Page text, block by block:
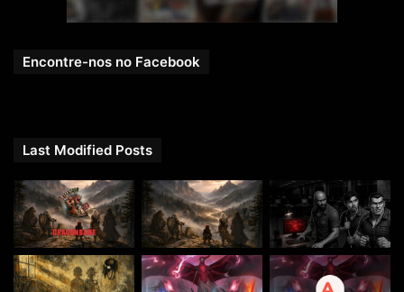
Encontre-nos no Facebook
Last Modified Posts